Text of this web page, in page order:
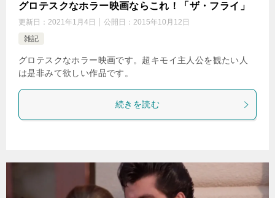
グロテスクなホラー映画ならこれ！「ザ・フライ」
更新日： 2021年1月4日 公開日： 2015年10月12日
雑記
グロテスクなホラー映画です。超キモイ主人公を観たい人
は是非みて欲しい作品です。
続きを読む